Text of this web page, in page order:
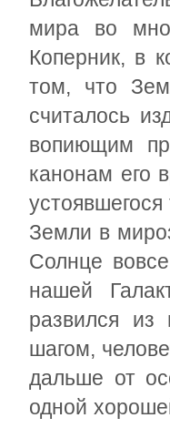
мира во
Коперник, в
том, что
считалось
вопиющим
канонам его
Земли в
Солнце
нашей
развился
шагом,
дальше от
одной